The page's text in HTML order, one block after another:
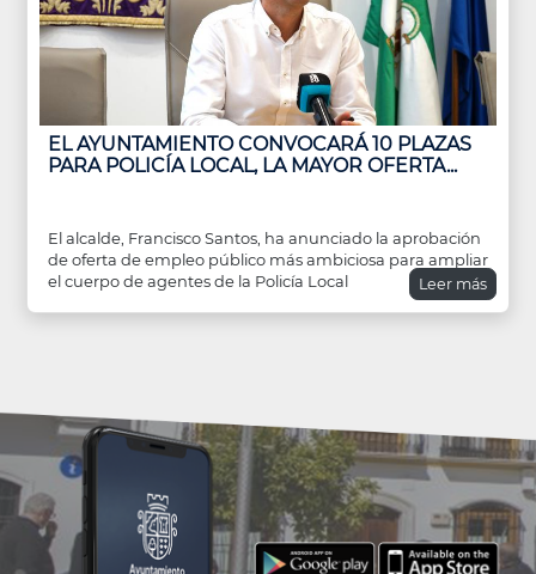
EL AYUNTAMIENTO CONVOCARÁ 10 PLAZAS
PARA POLICÍA LOCAL, LA MAYOR OFERTA...
El alcalde, Francisco Santos, ha anunciado la aprobación
de oferta de empleo público más ambiciosa para ampliar
el cuerpo de agentes de la Policía Local
Leer más